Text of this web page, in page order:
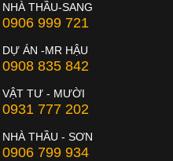
NHÀ THẦU-SANG
0906 999 721
DỰ ÁN -MR HẬU
0908 835 842
VẬT TƯ - MƯỜI
0931 777 202
NHÀ THẦU - SƠN
0906 799 934